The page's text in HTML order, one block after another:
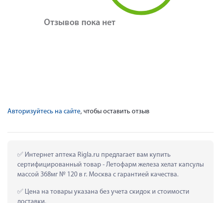
Отзывов пока нет
Авторизуйтесь на сайте, чтобы оставить отзыв
Интернет аптека Rigla.ru предлагает вам купить
сертифицированный товар - Летофарм железа хелат капсулы
массой 368мг № 120 в г. Москва с гарантией качества.
Цена на товары указана без учета скидок и стоимости